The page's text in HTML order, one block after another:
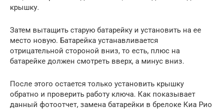
крышку.
Затем вытащить старую батарейку и установить на ее
место новую. Батарейка устанавливается
отрицательной стороной вниз, то есть, плюс на
батарейке должен смотреть вверх, а минус вниз.
После этого остается только установить крышку
обратно и проверить работу ключа. Как показывает
данный фотоотчет, замена батарейки в брелоке Киа Рио